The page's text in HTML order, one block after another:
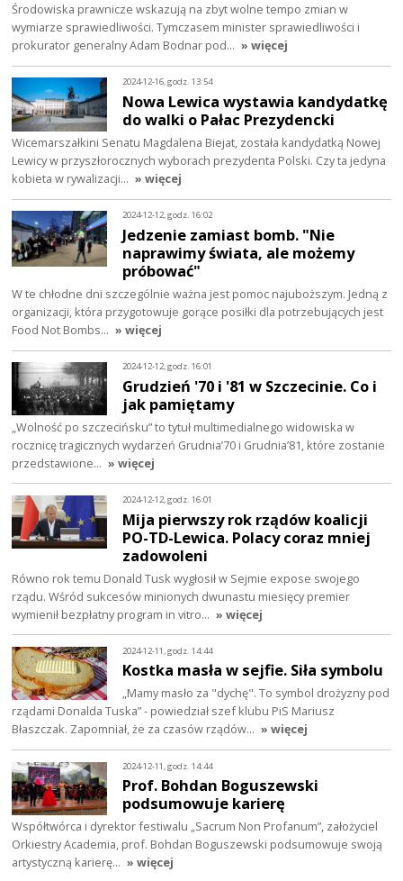
Środowiska prawnicze wskazują na zbyt wolne tempo zmian w
wymiarze sprawiedliwości. Tymczasem minister sprawiedliwości i
prokurator generalny Adam Bodnar pod… » więcej
2024-12-16, godz. 13:54
Nowa Lewica wystawia kandydatkę
do walki o Pałac Prezydencki
Wicemarszałkini Senatu Magdalena Biejat, została kandydatką Nowej
Lewicy w przyszłorocznych wyborach prezydenta Polski. Czy ta jedyna
kobieta w rywalizacji… » więcej
2024-12-12, godz. 16:02
Jedzenie zamiast bomb. "Nie
naprawimy świata, ale możemy
próbować"
W te chłodne dni szczególnie ważna jest pomoc najuboższym. Jedną z
organizacji, która przygotowuje gorące posiłki dla potrzebujących jest
Food Not Bombs… » więcej
2024-12-12, godz. 16:01
Grudzień '70 i '81 w Szczecinie. Co i
jak pamiętamy
„Wolność po szczecińsku” to tytuł multimedialnego widowiska w
rocznicę tragicznych wydarzeń Grudnia’70 i Grudnia’81, które zostanie
przedstawione… » więcej
2024-12-12, godz. 16:01
Mija pierwszy rok rządów koalicji
PO-TD-Lewica. Polacy coraz mniej
zadowoleni
Równo rok temu Donald Tusk wygłosił w Sejmie expose swojego
rządu. Wśród sukcesów minionych dwunastu miesięcy premier
wymienił bezpłatny program in vitro… » więcej
2024-12-11, godz. 14:44
Kostka masła w sejfie. Siła symbolu
„Mamy masło za "dychę". To symbol drożyzny pod
rządami Donalda Tuska” - powiedział szef klubu PiS Mariusz
Błaszczak. Zapomniał, że za czasów rządów… » więcej
2024-12-11, godz. 14:44
Prof. Bohdan Boguszewski
podsumowuje karierę
Współtwórca i dyrektor festiwalu „Sacrum Non Profanum”, założyciel
Orkiestry Academia, prof. Bohdan Boguszewski podsumowuje swoją
artystyczną karierę… » więcej